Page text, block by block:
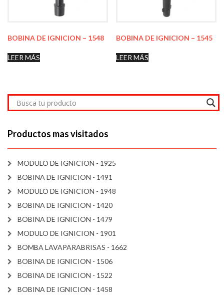
BOBINA DE IGNICION – 1548
LEER MÁS
BOBINA DE IGNICION – 1545
LEER MÁS
Productos mas visitados
MODULO DE IGNICION - 1925
BOBINA DE IGNICION - 1491
MODULO DE IGNICION - 1948
BOBINA DE IGNICION - 1420
BOBINA DE IGNICION - 1479
MODULO DE IGNICION - 1901
BOMBA LAVAPARABRISAS - 1662
BOBINA DE IGNICION - 1506
BOBINA DE IGNICION - 1522
BOBINA DE IGNICION - 1458